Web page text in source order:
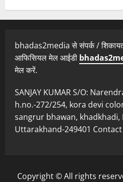
bhadas2media से संपर्क /
आफिसियल मेल आईडी
मेल करें.
SANJAY KUMAR S/O:
h.no.-272/254, kora devi
sangrur bhawan,
Uttarakhand-249401
Copyright © All rights